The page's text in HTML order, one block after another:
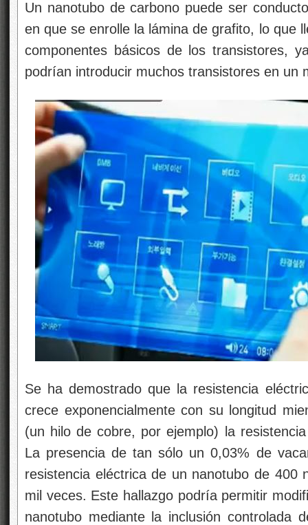
Un nanotubo de carbono puede ser
en que se enrolle la lámina de grafito, lo que
componentes básicos de los transistores,
podrían introducir muchos transistores en un
Se ha demostrado que la resistencia
crece exponencialmente con su longitud
(un hilo de cobre, por ejemplo) la
La presencia de tan sólo un 0,03% de
resistencia eléctrica de un nanotubo de 400
mil veces. Este hallazgo podría permitir
nanotubo mediante la inclusión controlada